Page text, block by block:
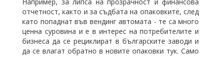
отчетност, както и за съдбата на опаковките, след
като попаднат във вендинг автомата - те са много
ценна суровина и е в интерес на потребителите и
бизнеса да се рециклират в българските заводи и
да се влагат обратно в новите опаковки тук. Само